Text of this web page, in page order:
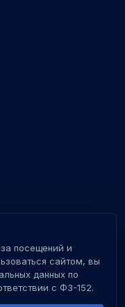
посещений и
сайтом, вы
данных по
с ФЗ-152.